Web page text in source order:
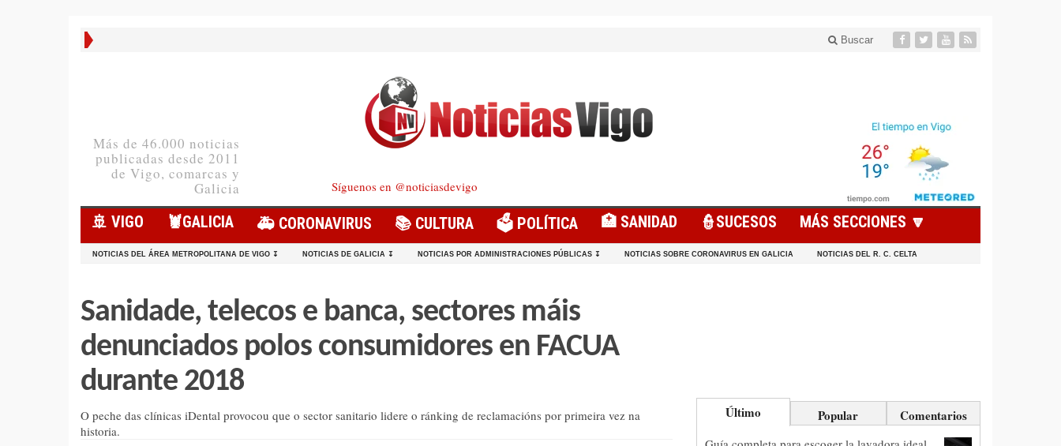
Buscar
Más de 46.000 noticias
publicadas desde 2011
de Vigo, comarcas y
Galicia
Síguenos en @noticiasdevigo
🚢 VIGO 🦞️GALICIA 🚑 CORONAVIRUS 📚 CULTURA 🗳️ POLÍTICA 🏥 SANIDAD 👮SUCESOS MÁS SECCIONES 🔽
NOTICIAS DEL ÁREA METROPOLITANA DE VIGO ↧ NOTICIAS DE GALICIA ↧ NOTICIAS POR ADMINISTRACIONES PÚBLICAS ↧ NOTICIAS SOBRE CORONAVIRUS EN GALICIA NOTICIAS DEL R. C. CELTA
Sanidade, telecos e banca, sectores máis
denunciados polos consumidores en FACUA
durante 2018
O peche das clínicas iDental provocou que o sector sanitario lidere o ránking de reclamacións por primeira vez na
historia.
Último Popular Comentarios